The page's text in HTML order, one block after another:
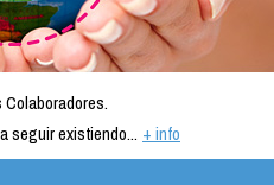
seguir existiendo... + info